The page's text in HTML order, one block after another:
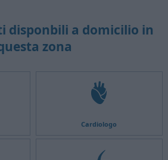
disponbili a domicilio in
zona
Cardiologo